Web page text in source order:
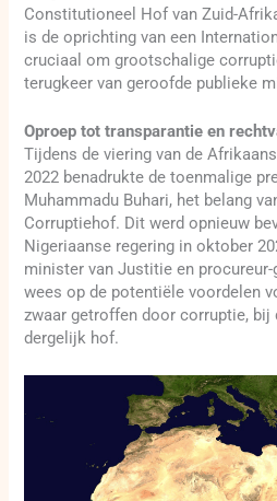
Constitutioneel Hof van Zuid-
is de oprichting van een
cruciaal om grootschalige
terugkeer van geroofde publieke
Oproep tot transparantie en
Tijdens de viering van de
2022 benadrukte de toenmalige
Muhammadu Buhari, het belang
Corruptiehof. Dit werd opnieuw
Nigeriaanse regering in oktober
minister van Justitie en procureur-
wees op de potentiële voordelen
zwaar getroffen door corruptie, bij
dergelijk hof.